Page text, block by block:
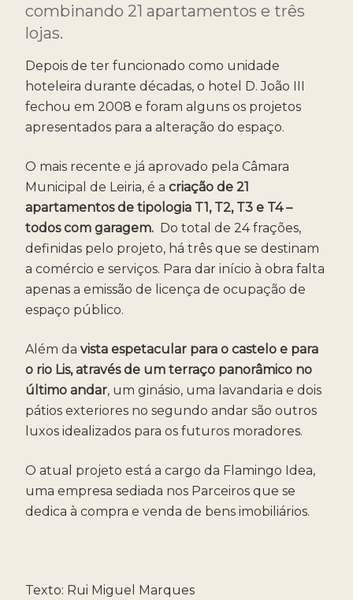
combinando 21 apartamentos e três
lojas.
Depois de ter funcionado como unidade
hoteleira durante décadas, o hotel D. João III
fechou em 2008 e foram alguns os projetos
apresentados para a alteração do espaço.
O mais recente e já aprovado pela Câmara
Municipal de Leiria, é a criação de 21
apartamentos de tipologia T1, T2, T3 e T4 –
todos com garagem. Do total de 24 frações,
definidas pelo projeto, há três que se destinam
a comércio e serviços. Para dar início à obra falta
apenas a emissão de licença de ocupação de
espaço público.
Além da vista espetacular para o castelo e para
o rio Lis, através de um terraço panorâmico no
último andar, um ginásio, uma lavandaria e dois
pátios exteriores no segundo andar são outros
luxos idealizados para os futuros moradores.
O atual projeto está a cargo da Flamingo Idea,
uma empresa sediada nos Parceiros que se
dedica à compra e venda de bens imobiliários.
Texto: Rui Miguel Marques